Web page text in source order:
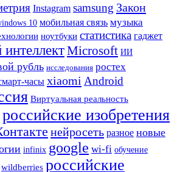
Instagram samsung Закон
10 мобильная связь музыка
ноутбуки статистика гаджет
Microsoft ИИ
рубль исследования ростех
часы xiaomi Android
Виртуальная реальность
российские изобретения
нейросеть разное новые
infinix google wi-fi обучение
wildberries российские